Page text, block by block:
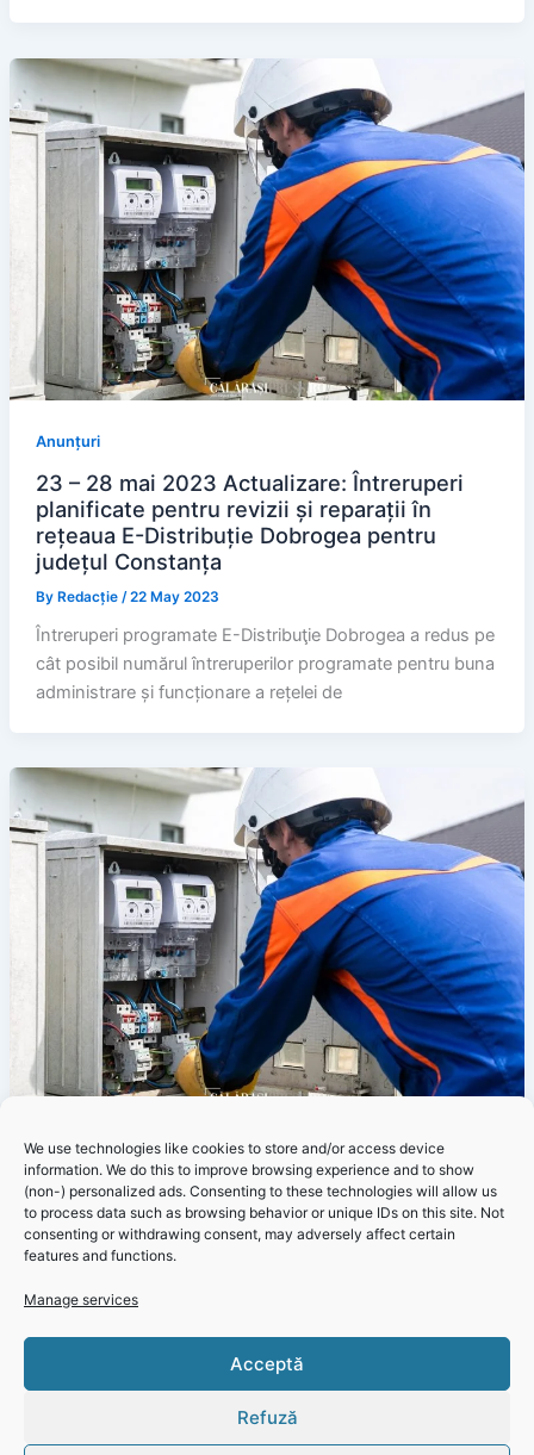
We use technologies like cookies to store and/or access device
information. We do this to improve browsing experience and to show
(non-) personalized ads. Consenting to these technologies will allow us
to process data such as browsing behavior or unique IDs on this site. Not
consenting or withdrawing consent, may adversely affect certain
features and functions.
Manage services
Acceptă
Refuză
Anunțuri
23 – 28 mai 2023 Actualizare: Întreruperi
planificate pentru revizii și reparații în
rețeaua E-Distribuție Dobrogea pentru
județul Constanța
By Redacție /22 May 2023
Întreruperi programate E-Distribuţie Dobrogea a redus pe
cât posibil numărul întreruperilor programate pentru buna
administrare și funcționare a rețelei de
Anunțuri
22 – 28 mai 2023 Întreruperi planificate
pentru revizii și reparații în rețeaua E-
Distribuție Dobrogea pentru județul
ByRedacție/18 May 2023
cât posibil numărul întreruperilor programate pentru buna